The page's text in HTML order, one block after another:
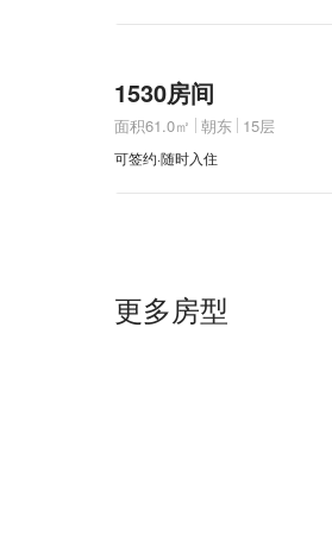
1530房间
面积61.0㎡ 朝东 15层
可签约·随时入住
更多房型